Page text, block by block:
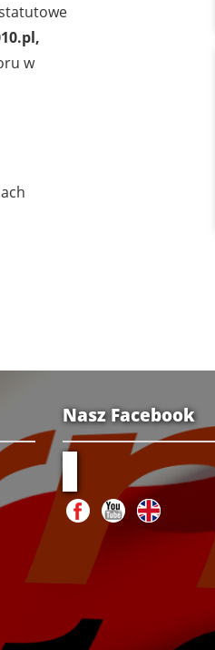
w
Nasz Facebook